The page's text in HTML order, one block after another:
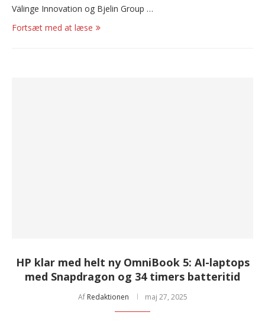
Välinge Innovation og Bjelin Group …
Fortsæt med at læse
HP klar med helt ny OmniBook 5: AI-laptops
med Snapdragon og 34 timers batteritid
Af Redaktionen maj 27, 2025